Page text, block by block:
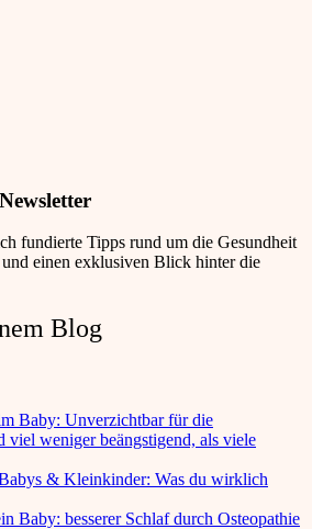
fundierte Tipps rund um die Gesundheit
einen exklusiven Blick hinter die
Blog
Baby: Unverzichtbar für die
weniger beängstigend, als viele
& Kleinkinder: Was du wirklich
Baby: besserer Schlaf durch Osteopathie